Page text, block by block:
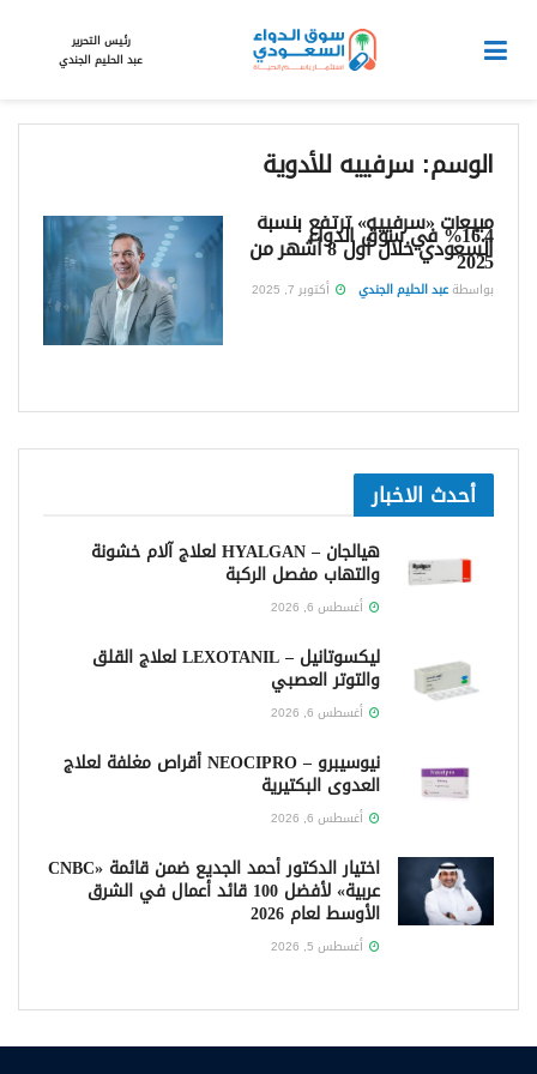
رئيس التحرير
عبد الحليم الجندي
الوسم: سرفييه للأدوية
مبيعات «سرفييه» ترتفع بنسبة
16.4% في سوق الدواءالسعودي خلال أول 8 أشهر من 2025
بواسطةعبد الحليم الجندي أكتوبر 7, 2025
أحدث الاخبار
هيالجان – HYALGAN لعلاج آلام خشونة
والتهاب مفصل الركبة
أغسطس 6, 2026
ليكسوتانيل – LEXOTANIL لعلاج القلق
والتوتر العصبي
أغسطس 6, 2026
نيوسيبرو – NEOCIPRO أقراص مغلفة لعلاج
العدوى البكتيرية
أغسطس 6, 2026
اختيار الدكتور أحمد الجديع ضمن قائمة «CNBC
عربية» لأفضل 100 قائد أعمال في الشرق
الأوسط لعام 2026
أغسطس 5, 2026